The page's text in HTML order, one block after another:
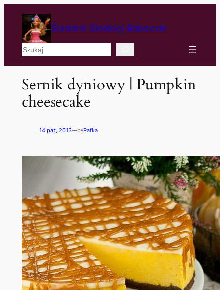
Śladami Słodkiej Babeczki
Szukaj
Sernik dyniowy | Pumpkin
cheesecake
14 paź, 2013—byPafka